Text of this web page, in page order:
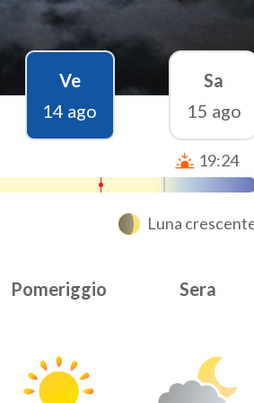
Ve
14 ago
Sa
15 ago
19:24
Luna
Pomeriggio Sera